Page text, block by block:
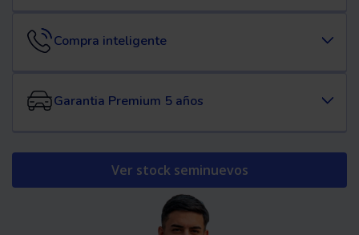
Compra inteligente
Garantia Premium 5 años
Ver stock seminuevos